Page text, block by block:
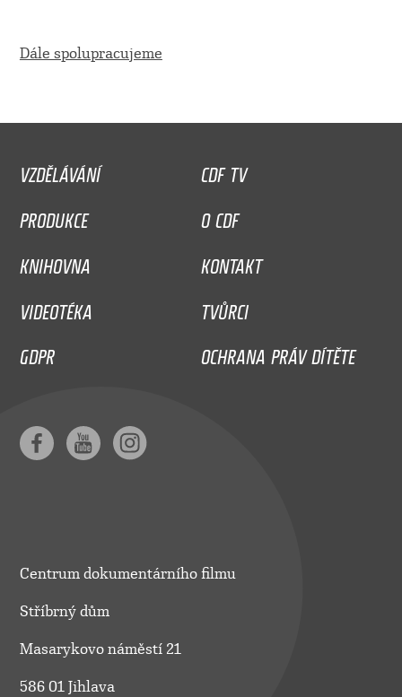
Dále spolupracujeme
VZDĚLÁVÁNÍ
CDF TV
PRODUKCE
O CDF
KNIHOVNA
KONTAKT
VIDEOTÉKA
TVŮRCI
GDPR
OCHRANA PRÁV DÍTĚTE
Centrum dokumentárního filmu
Stříbrný dům
Masarykovo náměstí 21
586 01 Jihlava